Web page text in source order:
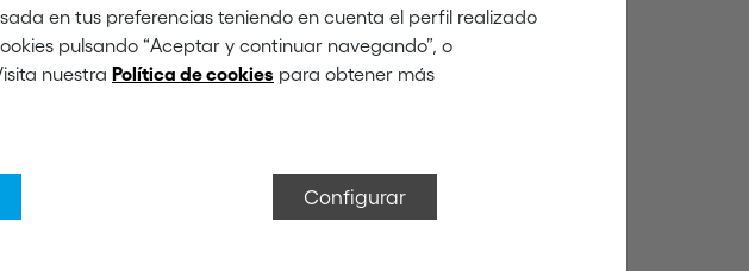
en tus preferencias teniendo en cuenta el perfil realizado
pulsando “Aceptar y continuar navegando”, o
nuestra Política de cookies para obtener más
Configurar